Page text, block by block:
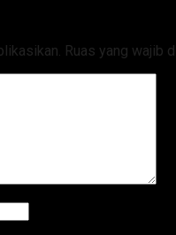
Ruas yang wajib